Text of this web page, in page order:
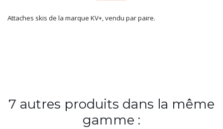
Attaches skis de la marque KV+, vendu par paire.
7 autres produits dans la même
gamme :